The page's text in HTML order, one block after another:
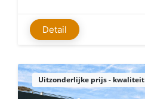
Detail
Uitzonderlijke prijs - kwaliteit